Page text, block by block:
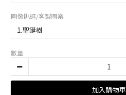
圖像挑選/客製圖案
數量
加入購物車